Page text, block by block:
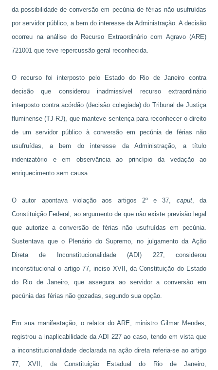
da possibilidade de conversão em pecúnia de férias não usufruídas
por servidor público, a bem do interesse da Administração. A decisão
ocorreu na análise do Recurso Extraordinário com Agravo (ARE)
721001 que teve repercussão geral reconhecida.
O recurso foi interposto pelo Estado do Rio de Janeiro contra
decisão que considerou inadmissível recurso extraordinário
interposto contra acórdão (decisão colegiada) do Tribunal de Justiça
fluminense (TJ-RJ), que manteve sentença para reconhecer o direito
de um servidor público à conversão em pecúnia de férias não
usufruídas, a bem do interesse da Administração, a título
indenizatório e em observância ao princípio da vedação ao
enriquecimento sem causa.
O autor apontava violação aos artigos 2º e 37, caput, da
Constituição Federal, ao argumento de que não existe previsão legal
que autorize a conversão de férias não usufruídas em pecúnia.
Sustentava que o Plenário do Supremo, no julgamento da Ação
Direta de Inconstitucionalidade (ADI) 227, considerou
inconstitucional o artigo 77, inciso XVII, da Constituição do Estado
do Rio de Janeiro, que assegura ao servidor a conversão em
pecúnia das férias não gozadas, segundo sua opção.
Em sua manifestação, o relator do ARE, ministro Gilmar Mendes,
registrou a inaplicabilidade da ADI 227 ao caso, tendo em vista que
a inconstitucionalidade declarada na ação direta referia-se ao artigo
77, XVII, da Constituição Estadual do Rio de Janeiro,